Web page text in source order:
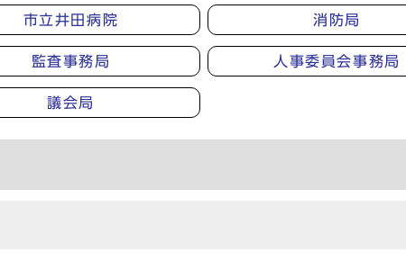
市立井田病院 消防局
監査事務局 人事委員会事務局
議会局